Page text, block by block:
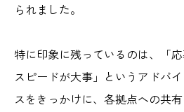
られました。
特に印象に残っているのは、「
スピードが大事」というアドバ
スをきっかけに、各拠点への共